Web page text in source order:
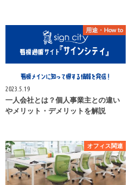
用途・How to
2023.5.19
一人会社とは？個人事業主との違い
やメリット・デメリットを解説
オフィス関連